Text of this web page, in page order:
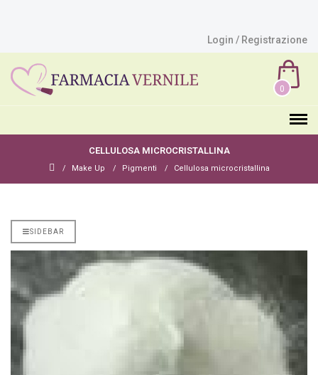
Login / Registrazione
0
CELLULOSA MICROCRISTALLINA
Make Up Pigmenti Cellulosa microcristallina
SIDEBAR